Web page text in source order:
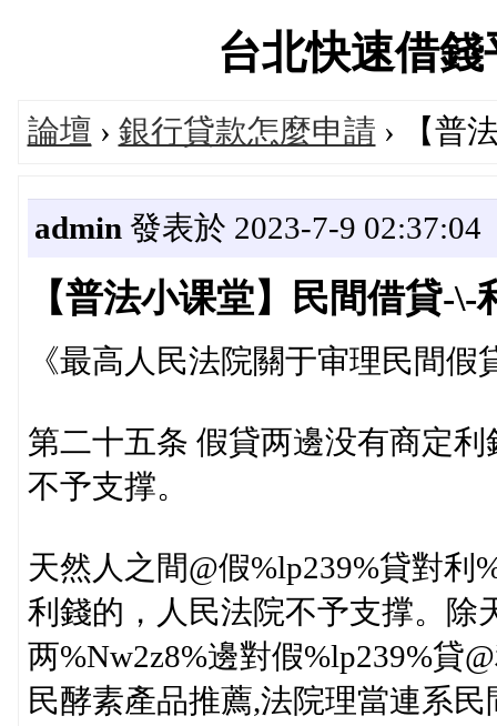
台北快速借
論壇 › 銀行貸款怎麼申請 › 【普
admin 發表於 2023-7-9 02:37:04
【普法小课堂】民間借貸-\-
《最高人民法院關于审理民間
第二十五条 假貸两邊没有商定
不予支撑。
天然人之間@假%lp239%貸對利
利錢的，人民法院不予支撑。除
两%Nw2z8%邊對假%lp239%貸
民酵素產品推薦,法院理當連系